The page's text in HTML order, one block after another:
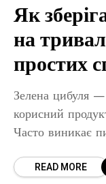
Як
на
простих
Зелена цибуля
корисний
Часто виникає
корисних
READ MORE